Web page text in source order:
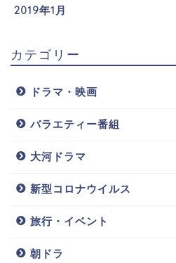
2019年1月
カテゴリー
ドラマ・映画
バラエティー番組
大河ドラマ
新型コロナウイルス
旅行・イベント
朝ドラ